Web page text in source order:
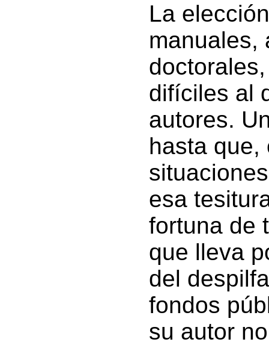
La
manuales,
difíciles al
autores.
hasta que,
esa
fortuna de
que lleva
del
fondos
su autor